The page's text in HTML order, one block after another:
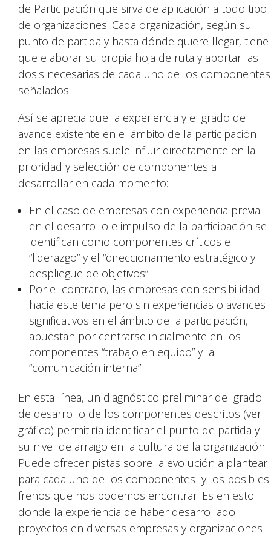
de Participación que sirva de aplicación a todo tipo
de organizaciones. Cada organización, según su
punto de partida y hasta dónde quiere llegar, tiene
que elaborar su propia hoja de ruta y aportar las
dosis necesarias de cada uno de los componentes
señalados.
Así se aprecia que la experiencia y el grado de
avance existente en el ámbito de la participación
en las empresas suele influir directamente en la
prioridad y selección de componentes a
desarrollar en cada momento:
En el caso de empresas con experiencia previa
en el desarrollo e impulso de la participación se
identifican como componentes críticos el
“liderazgo” y el “direccionamiento estratégico y
despliegue de objetivos”.
Por el contrario, las empresas con sensibilidad
hacia este tema pero sin experiencias o avances
significativos en el ámbito de la participación,
apuestan por centrarse inicialmente en los
componentes “trabajo en equipo” y la
“comunicación interna”.
En esta línea, un diagnóstico preliminar del grado
de desarrollo de los componentes descritos (ver
gráfico) permitiría identificar el punto de partida y
su nivel de arraigo en la cultura de la organización.
Puede ofrecer pistas sobre la evolución a plantear
para cada uno de los componentes y los posibles
frenos que nos podemos encontrar. Es en esto
donde la experiencia de haber desarrollado
proyectos en diversas empresas y organizaciones